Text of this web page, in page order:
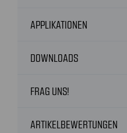
APPLIKATIONEN
DOWNLOADS
FRAG UNS!
ARTIKELBEWERTUNGEN